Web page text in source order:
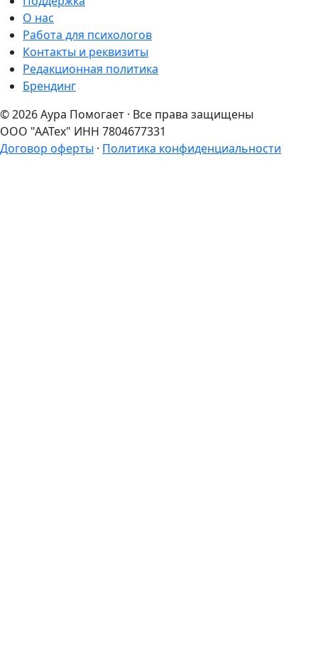
О нас
Работа для психологов
Контакты и реквизиты
Редакционная политика
Брендинг
© 2026 Аура Помогает · Все права защищены
ООО "ААТех" ИНН 7804677331
Договор оферты · Политика конфиденциальности